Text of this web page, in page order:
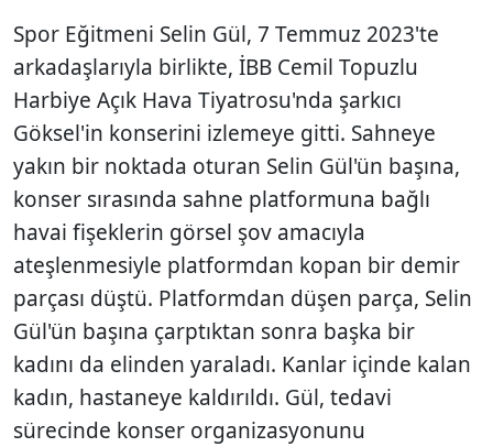
Spor Eğitmeni Selin Gül, 7 Temmuz 2023'te
arkadaşlarıyla birlikte, İBB Cemil Topuzlu
Harbiye Açık Hava Tiyatrosu'nda şarkıcı
Göksel'in konserini izlemeye gitti. Sahneye
yakın bir noktada oturan Selin Gül'ün başına,
konser sırasında sahne platformuna bağlı
havai fişeklerin görsel şov amacıyla
ateşlenmesiyle platformdan kopan bir demir
parçası düştü. Platformdan düşen parça, Selin
Gül'ün başına çarptıktan sonra başka bir
kadını da elinden yaraladı. Kanlar içinde kalan
kadın, hastaneye kaldırıldı. Gül, tedavi
sürecinde konser organizasyonunu